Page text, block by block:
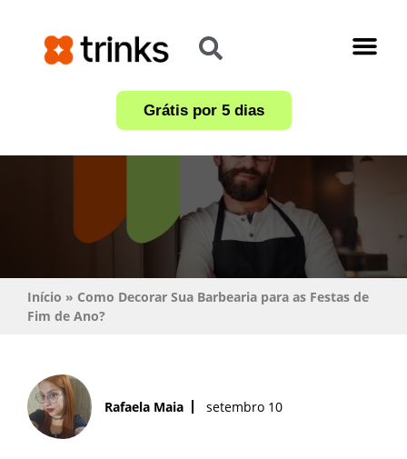
Grátis por 5 dias
Início » Como Decorar Sua Barbearia para as Festas de
Fim de Ano?
Rafaela Maia setembro 10